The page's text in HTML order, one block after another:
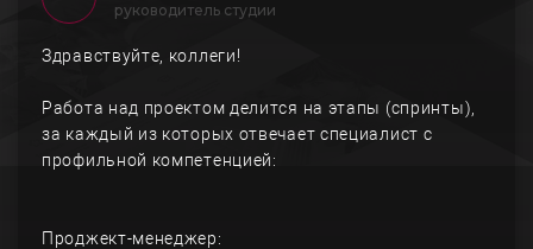
руководитель студии
Здравствуйте, коллеги!
Работа над проектом делится на этапы (спринты),
за каждый из которых отвечает специалист с
профильной компетенцией:
Проджект-менеджер: